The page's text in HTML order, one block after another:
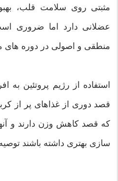
مثبتی روی سلامت قلب،
عضلانی دارد اما ضروری
منطقی و اصولی در دوره
استفاده از رژیم پروتئین به
قصد دوری از غذاهای پر از
که قصد کاهش وزن دارند و
سازی بهتری داشته باشند